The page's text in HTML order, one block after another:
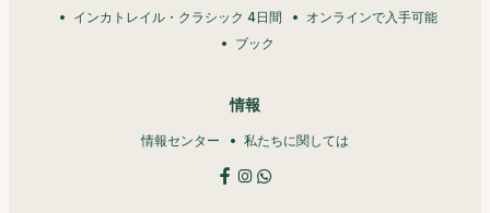
インカトレイル・クラシック 4日間
オンラインで入手可能
ブック
情報
情報センター 私たちに関しては